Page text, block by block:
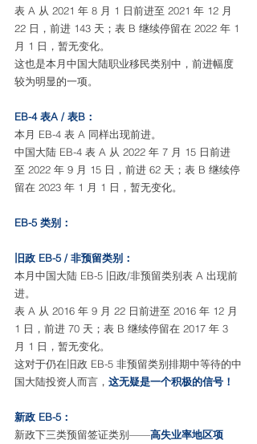
表 A 从 2021 年 8 月 1 日前进至 2021 年 12 月
22 日，前进 143 天；表 B 继续停留在 2022 年 1
月 1 日，暂无变化。
这也是本月中国大陆职业移民类别中，前进幅度
较为明显的一项。
EB-4 表A / 表B：
本月 EB-4 表 A 同样出现前进。
中国大陆 EB-4 表 A 从 2022 年 7 月 15 日前进
至 2022 年 9 月 15 日，前进 62 天；表 B 继续停
留在 2023 年 1 月 1 日，暂无变化。
EB-5 类别：
旧政 EB-5 / 非预留类别：
本月中国大陆 EB-5 旧政/非预留类别表 A 出现前
进。
表 A 从 2016 年 9 月 22 日前进至 2016 年 12 月
1 日，前进 70 天；表 B 继续停留在 2017 年 3
月 1 日，暂无变化。
这对于仍在旧政 EB-5 非预留类别排期中等待的中
国大陆投资人而言， 这无疑是一个积极的信号！
新政 EB-5：
新政下三类预留签证类别——高失业率地区项